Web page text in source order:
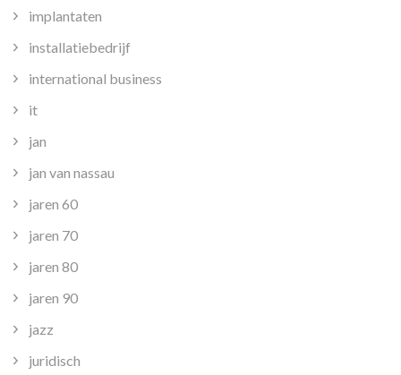
implantaten
installatiebedrijf
international business
it
jan
jan van nassau
jaren 60
jaren 70
jaren 80
jaren 90
jazz
juridisch